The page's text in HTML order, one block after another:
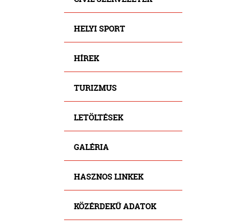
HELYI SPORT
HÍREK
TURIZMUS
LETÖLTÉSEK
GALÉRIA
HASZNOS LINKEK
KÖZÉRDEKŰ ADATOK